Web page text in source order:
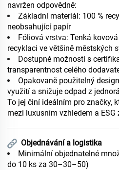
navržen odpovědně:
Základní materiál: 100 %
neobsahující papír
Fóliová vrstva: Tenká
recyklaci ve většině městských
Dostupné možnosti s
transparentnost celého
Opakovaně použitelný
využití a snižuje odpad z
To jej činí ideálním pro značky,
mezi luxusním vzhledem a ESG
Objednávání a logistika
Minimální objednatelné
do 10 ks za 30–30–50)